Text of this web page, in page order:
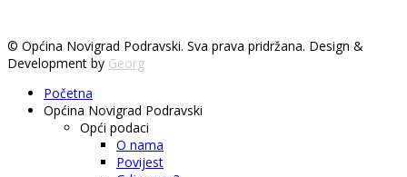
© Općina Novigrad Podravski. Sva prava pridržana. Design &
Development by Georg
Početna
Općina Novigrad Podravski
Opći podaci
O nama
Povijest